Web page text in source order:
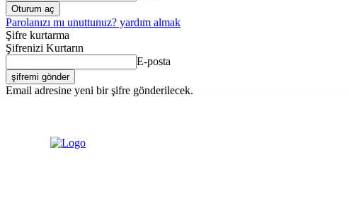
Parolanızı mı unuttunuz? yardım almak
Şifre kurtarma
Şifrenizi Kurtarın
E-posta
Email adresine yeni bir şifre gönderilecek.